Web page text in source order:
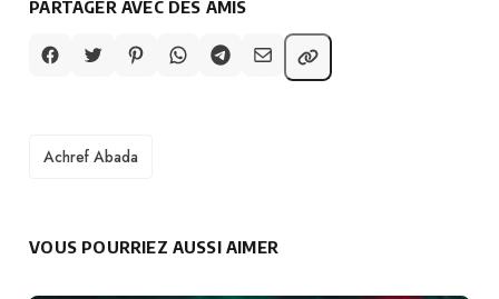
PARTAGER AVEC DES AMIS
TAGS
Achref Abada
VOUS POURRIEZ AUSSI AIMER